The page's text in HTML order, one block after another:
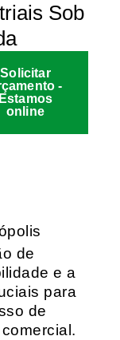
Sob
Solicitar
-
Estamos
online
de
e a
para
de